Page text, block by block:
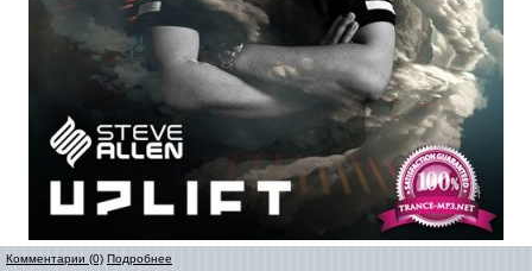
Комментарии (0) Подробнее